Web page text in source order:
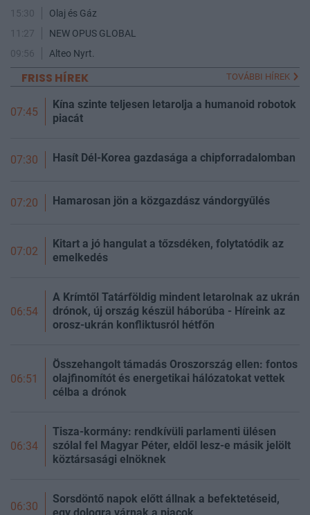
15:30
Olaj és Gáz
11:27
NEW OPUS GLOBAL
09:56
Alteo Nyrt.
FRISS HÍREK TOVÁBBI HÍREK
07:45
Kína szinte teljesen letarolja a humanoid robotok
piacát
07:30 Hasít Dél-Korea gazdasága a chipforradalomban
07:20 Hamarosan jön a közgazdász vándorgyűlés
07:02
Kitart a jó hangulat a tőzsdéken, folytatódik az
emelkedés
06:54
A Krímtől Tatárföldig mindent letarolnak az ukrán
drónok, új ország készül háborúba - Híreink az
orosz-ukrán konfliktusról hétfőn
06:51
Összehangolt támadás Oroszország ellen: fontos
olajfinomítót és energetikai hálózatokat vettek
célba a drónok
06:34
Tisza-kormány: rendkívüli parlamenti ülésen
szólal fel Magyar Péter, eldől lesz-e másik jelölt
köztársasági elnöknek
06:30
Sorsdöntő napok előtt állnak a befektetéseid,